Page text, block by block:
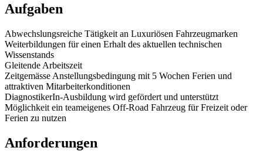
Aufgaben
Abwechslungsreiche Tätigkeit an Luxuriösen Fahrzeugmarken
Weiterbildungen für einen Erhalt des aktuellen technischen
Wissenstands
Gleitende Arbeitszeit
Zeitgemässe Anstellungsbedingung mit 5 Wochen Ferien und
attraktiven Mitarbeiterkonditionen
DiagnostikerIn-Ausbildung wird gefördert und unterstützt
Möglichkeit ein teameigenes Off-Road Fahrzeug für Freizeit oder
Ferien zu nutzen
Anforderungen